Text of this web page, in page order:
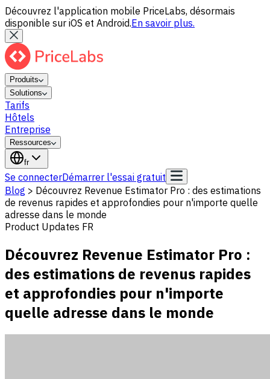
Découvrez l'application mobile PriceLabs, désormais
disponible sur iOS et Android.En savoir plus.
Produits
Solutions
Tarifs
Hôtels
Entreprise
Ressources
fr
Se connecterDémarrer l'essai gratuit
Blog > Découvrez Revenue Estimator Pro : des estimations
de revenus rapides et approfondies pour n'importe quelle
adresse dans le monde
Product Updates FR
Découvrez Revenue Estimator Pro :
des estimations de revenus rapides
et approfondies pour n'importe
quelle adresse dans le monde